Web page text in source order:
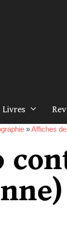
Livres
»Affiches